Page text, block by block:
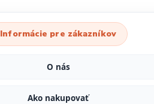
Informácie pre zákazníkov
O nás
Ako nakupovať